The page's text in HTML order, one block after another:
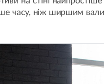
часу, ніж ширшим